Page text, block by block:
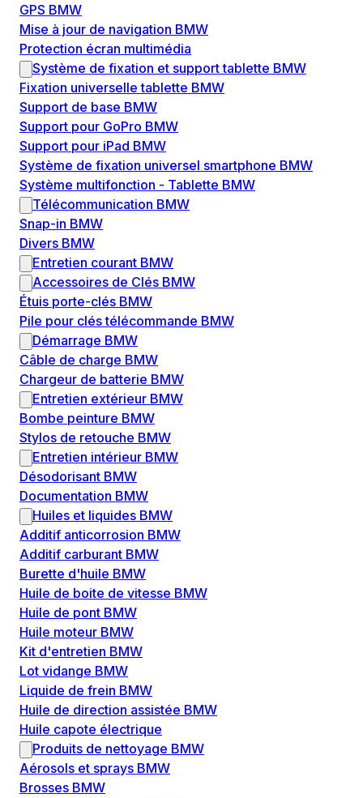
GPS BMW
Mise à jour de navigation BMW
Protection écran multimédia
Système de fixation et support tablette BMW
Fixation universelle tablette BMW
Support de base BMW
Support pour GoPro BMW
Support pour iPad BMW
Système de fixation universel smartphone BMW
Système multifonction - Tablette BMW
Télécommunication BMW
Snap-in BMW
Divers BMW
Entretien courant BMW
Accessoires de Clés BMW
Étuis porte-clés BMW
Pile pour clés télécommande BMW
Démarrage BMW
Câble de charge BMW
Chargeur de batterie BMW
Entretien extérieur BMW
Bombe peinture BMW
Stylos de retouche BMW
Entretien intérieur BMW
Désodorisant BMW
Documentation BMW
Huiles et liquides BMW
Additif anticorrosion BMW
Additif carburant BMW
Burette d'huile BMW
Huile de boite de vitesse BMW
Huile de pont BMW
Huile moteur BMW
Kit d'entretien BMW
Lot vidange BMW
Liquide de frein BMW
Huile de direction assistée BMW
Huile capote électrique
Produits de nettoyage BMW
Aérosols et sprays BMW
Brosses BMW